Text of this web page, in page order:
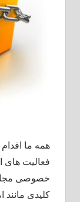
فعالیت های
خصوصی
کلیدی مانند